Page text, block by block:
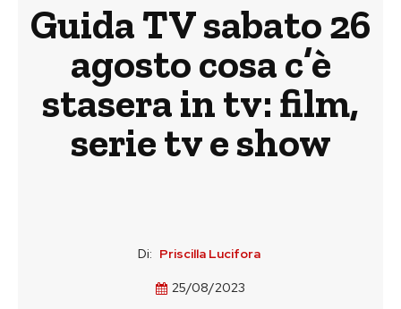
Guida TV sabato 26
agosto cosa c’è
stasera in tv: film,
serie tv e show
Di: Priscilla Lucifora
25/08/2023